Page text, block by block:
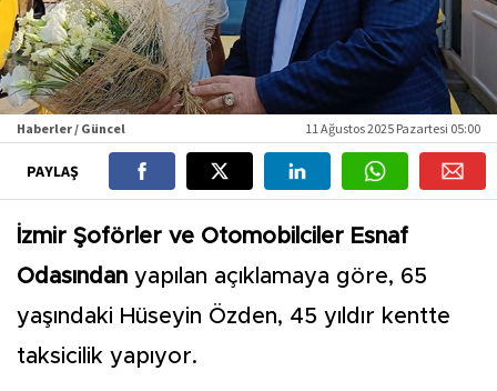
Haberler / Güncel 11 Ağustos 2025 Pazartesi 05:00
PAYLAŞ
İzmir Şoförler ve Otomobilciler Esnaf
Odasından yapılan açıklamaya göre, 65
yaşındaki Hüseyin Özden, 45 yıldır kentte
taksicilik yapıyor.